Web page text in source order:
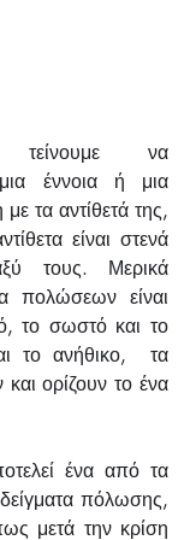
να
μια έννοια ή μια
τα αντίθετά της,
είναι στενά
τους. Μερικά
πολώσεων είναι
το σωστό και το
το ανήθικο,  τα
ορίζουν το ένα
ένα από τα
πόλωσης,
μετά την κρίση